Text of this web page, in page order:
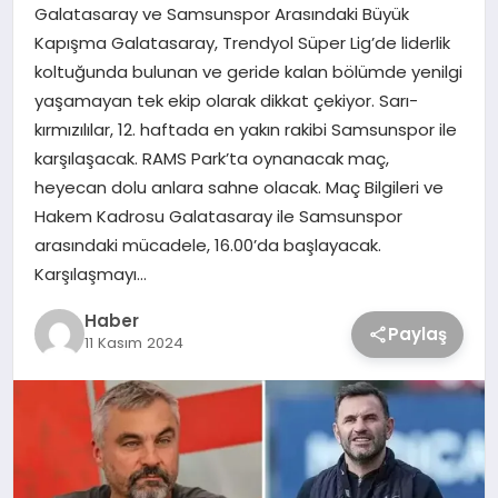
YAŞAM
Galatasaray ve Samsunspor Arasındaki Büyük
Kapışma Galatasaray, Trendyol Süper Lig’de liderlik
koltuğunda bulunan ve geride kalan bölümde yenilgi
yaşamayan tek ekip olarak dikkat çekiyor. Sarı-
kırmızılılar, 12. haftada en yakın rakibi Samsunspor ile
karşılaşacak. RAMS Park’ta oynanacak maç,
heyecan dolu anlara sahne olacak. Maç Bilgileri ve
Hakem Kadrosu Galatasaray ile Samsunspor
arasındaki mücadele, 16.00’da başlayacak.
Karşılaşmayı…
Haber
11 Kasım 2024 Paylaş